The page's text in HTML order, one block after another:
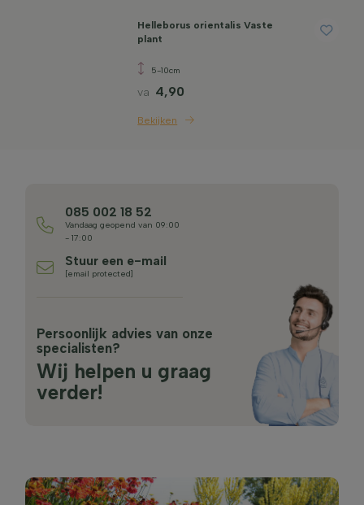
Helleborus orientalis Vaste
plant
5-10cm
va 4,90
Bekijken
085 002 18 52
Vandaag geopend van 09:00
- 17:00
Stuur een e-mail
[email protected]
Persoonlijk advies van onze
specialisten?
Wij helpen u graag
verder!